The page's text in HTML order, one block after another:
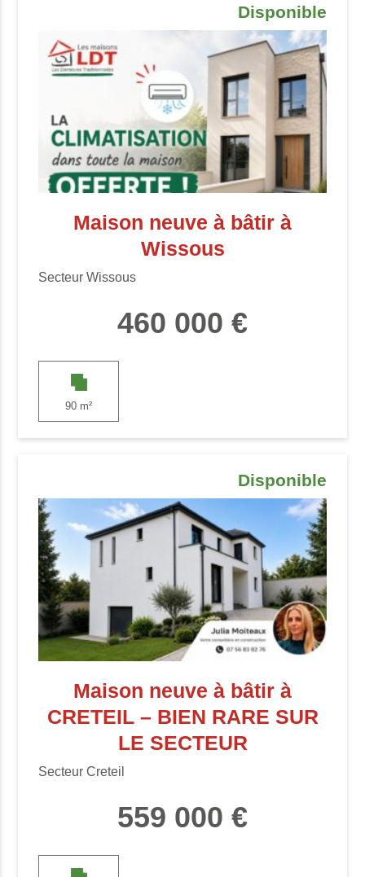
Disponible
Maison neuve à bâtir à
Wissous
Secteur Wissous
460 000 €
90 m²
Disponible
Maison neuve à bâtir à
CRETEIL – BIEN RARE SUR
LE SECTEUR
Secteur Creteil
559 000 €